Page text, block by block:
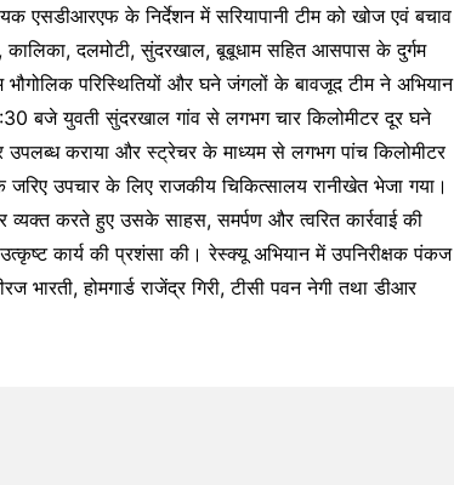
एसडीआरएफ के निर्देशन में सरियापानी टीम को खोज एवं बचाव
दलमोटी, सुंदरखाल, बूबूधाम सहित आसपास के दुर्गम
भौगोलिक परिस्थितियों और घने जंगलों के बावजूद टीम ने अभियान
बजे युवती सुंदरखाल गांव से लगभग चार किलोमीटर दूर घने
कराया और स्ट्रेचर के माध्यम से लगभग पांच किलोमीटर
उपचार के लिए राजकीय चिकित्सालय रानीखेत भेजा गया।
करते हुए उसके साहस, समर्पण और त्वरित कार्रवाई की
कार्य की प्रशंसा की। रेस्क्यू अभियान में उपनिरीक्षक पंकज
भारती, होमगार्ड राजेंद्र गिरी, टीसी पवन नेगी तथा डीआर